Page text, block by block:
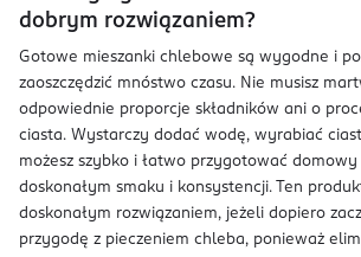
dobrym rozwiązaniem?
Gotowe mieszanki chlebowe są wygodne i
zaoszczędzić mnóstwo czasu. Nie musisz
odpowiednie proporcje składników ani o
ciasta. Wystarczy dodać wodę, wyrabiać
możesz szybko i łatwo przygotować
doskonałym smaku i konsystencji. Ten
doskonałym rozwiązaniem, jeżeli dopiero
przygodę z pieczeniem chleba, ponieważ